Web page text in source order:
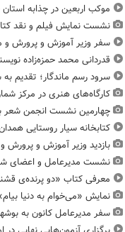
موکب اربعین در چذابه
نشست نمایش فیلم و نقد
سفر وزیر آموزش و پرورش و
قدردانی محمد حمزه‌زاده
سرود رسم ماندگار؛ تقدیم
کارگاه‌های هنری در مرکز شماره ۱۶ کانون استان
چهارمین نشست انجمن شعر
کتابخانه سیار روستایی
بازدید وزیر آموزش و پرورش
نشست مدیرعامل و اعضای
معرفی کتاب «دو پرنده‌ی
نمایش «می‌خوام به دنیا
سفر مدیرعامل کانون به